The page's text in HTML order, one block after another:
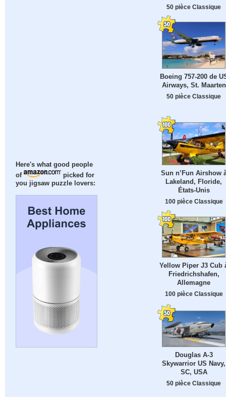
Here's what good people
of
picked for
you jigsaw puzzle lovers:
50 pièce Classique
Boeing 757-200 de
Airways, St. Maarten
50 pièce Classique
Sun n’Fun Airshow
Lakeland, Floride,
États-Unis
100 pièce Classique
Yellow Piper J3 Cub
Friedrichshafen,
Allemagne
100 pièce Classique
Douglas A-3
Skywarrior US Navy,
SC, USA
50 pièce Classique